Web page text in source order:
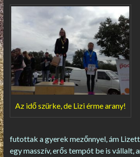
Az idő szürke, de Lizi érme arany!
futottak a gyerek mezőnnyel, ám
egy masszív, erős tempót be is vállalt,